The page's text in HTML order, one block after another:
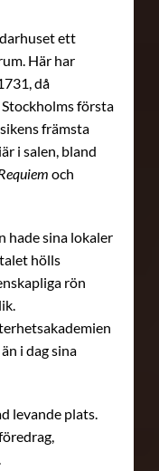
ett
Här har
då
första
främsta
i salen, bland
och
hade sina lokaler
hölls
rön
i dag sina
levande plats.